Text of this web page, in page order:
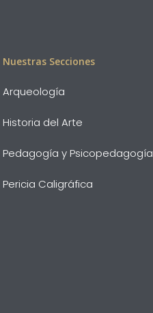
Nuestras Secciones
Arqueología
Historia del Arte
Pedagogía y Psicopedagogía
Pericia Caligráfica